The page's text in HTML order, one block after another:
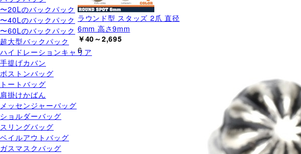
〜20Lのバックパック
〜40Lのバックパック
〜60Lのバックパック
超大型バックパック
ハイドレーションキャリア
手提げカバン
ボストンバッグ
トートバッグ
肩掛けかばん
メッセンジャーバッグ
ショルダーバッグ
スリングバッグ
ベイルアウトバッグ
ガスマスクバッグ
ラウンド型 スタッズ 2爪 直径
6mm 高さ9mm
￥40～2,695
6